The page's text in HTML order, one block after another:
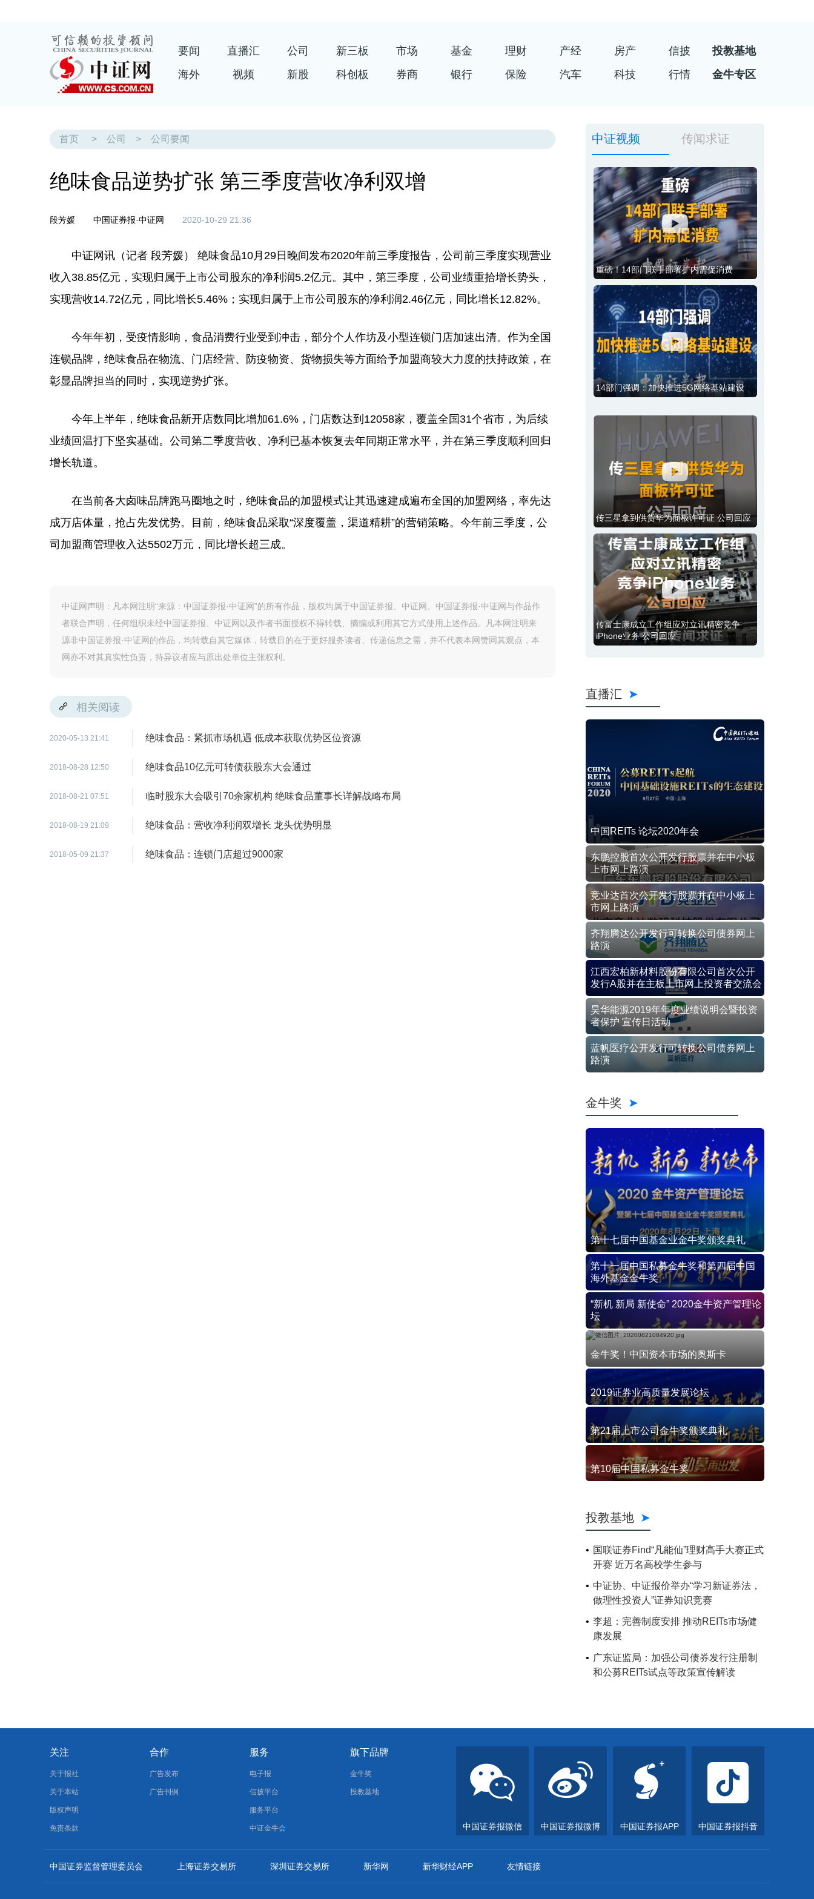
要闻 直播汇 公司 新三板 市场 基金 理财 产经 房产 信披
投教基地
海外
视频 新股 科创板 券商 银行 保险 汽车 科技 行情 金牛专区
首页 > 公司 > 公司要闻
绝味食品逆势扩张 第三季度营收净利双增
段芳媛 中国证券报·中证网 2020-10-29 21:36
中证网讯（记者 段芳媛） 绝味食品10月29日晚间发布2020年前三季度报告，公司前三季度实现营业
收入38.85亿元，实现归属于上市公司股东的净利润5.2亿元。其中，第三季度，公司业绩重拾增长势头，
实现营收14.72亿元，同比增长5.46%；实现归属于上市公司股东的净利润2.46亿元，同比增长12.82%。
今年年初，受疫情影响，食品消费行业受到冲击，部分个人作坊及小型连锁门店加速出清。作为全国
连锁品牌，绝味食品在物流、门店经营、防疫物资、货物损失等方面给予加盟商较大力度的扶持政策，在
彰显品牌担当的同时，实现逆势扩张。
今年上半年，绝味食品新开店数同比增加61.6%，门店数达到12058家，覆盖全国31个省市，为后续
业绩回温打下坚实基础。公司第二季度营收、净利已基本恢复去年同期正常水平，并在第三季度顺利回归
增长轨道。
在当前各大卤味品牌跑马圈地之时，绝味食品的加盟模式让其迅速建成遍布全国的加盟网络，率先达
成万店体量，抢占先发优势。目前，绝味食品采取“深度覆盖，渠道精耕”的营销策略。今年前三季度，公
司加盟商管理收入达5502万元，同比增长超三成。
中证网声明：凡本网注明“来源：中国证券报·中证网”的所有作品，版权均属于中国证券报、中证网。中国证券报·中证网与作品作
者联合声明，任何组织未经中国证券报、中证网以及作者书面授权不得转载、摘编或利用其它方式使用上述作品。凡本网注明来
源非中国证券报·中证网的作品，均转载自其它媒体，转载目的在于更好服务读者、传递信息之需，并不代表本网赞同其观点，本
网亦不对其真实性负责，持异议者应与原出处单位主张权利。
相关阅读
2020-05-13 21:41 绝味食品：紧抓市场机遇 低成本获取优势区位资源
2018-08-28 12:50 绝味食品10亿元可转债获股东大会通过
2018-08-21 07:51 临时股东大会吸引70余家机构 绝味食品董事长详解战略布局
2018-08-19 21:09 绝味食品：营收净利润双增长 龙头优势明显
2018-05-09 21:37 绝味食品：连锁门店超过9000家
中证视频 传闻求证
重磅！14部门联手部署扩内需促消费
14部门强调：加快推进5G网络基站建设
传三星拿到供货华为面板许可证 公司回应
传富士康成立工作组应对立讯精密竞争
iPhone业务 公司回应
直播汇
中国REITs 论坛2020年会
东鹏控股首次公开发行股票并在中小板
上市网上路演
竞业达首次公开发行股票并在中小板上
市网上路演
齐翔腾达公开发行可转换公司债券网上
路演
江西宏柏新材料股份有限公司首次公开
发行A股并在主板上市网上投资者交流会
昊华能源2019年年度业绩说明会暨投资
者保护 宣传日活动
蓝帆医疗公开发行可转换公司债券网上
路演
金牛奖
第十七届中国基金业金牛奖颁奖典礼
第十一届中国私募金牛奖和第四届中国
海外基金金牛奖
“新机 新局 新使命” 2020金牛资产管理论
坛
金牛奖！中国资本市场的奥斯卡
2019证券业高质量发展论坛
第21届上市公司金牛奖颁奖典礼
第10届中国私募金牛奖
投教基地
国联证券Find“凡能仙”理财高手大赛正式
开赛 近万名高校学生参与
中证协、中证报价举办“学习新证券法，
做理性投资人”证券知识竞赛
李超：完善制度安排 推动REITs市场健
康发展
广东证监局：加强公司债券发行注册制
和公募REITs试点等政策宣传解读
关注
关于报社
关于本站
版权声明
免责条款
合作
广告发布
广告刊例
服务
电子报
信披平台
服务平台
中证金牛会
旗下品牌
金牛奖
投教基地
中国证券报微信 中国证券报微博 中国证券报APP 中国证券报抖音
中国证券监督管理委员会 上海证券交易所 深圳证券交易所 新华网 新华财经APP 友情链接